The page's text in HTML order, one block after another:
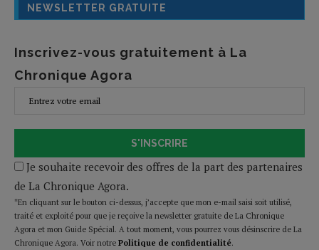
NEWSLETTER GRATUITE
Inscrivez-vous gratuitement à La
Chronique Agora
S'INSCRIRE
Je souhaite recevoir des offres de la part des partenaires
de La Chronique Agora.
*En cliquant sur le bouton ci-dessus, j’accepte que mon e-mail saisi soit utilisé,
traité et exploité pour que je reçoive la newsletter gratuite de La Chronique
Agora et mon Guide Spécial. A tout moment, vous pourrez vous désinscrire de La
Chronique Agora. Voir notre Politique de confidentialité.